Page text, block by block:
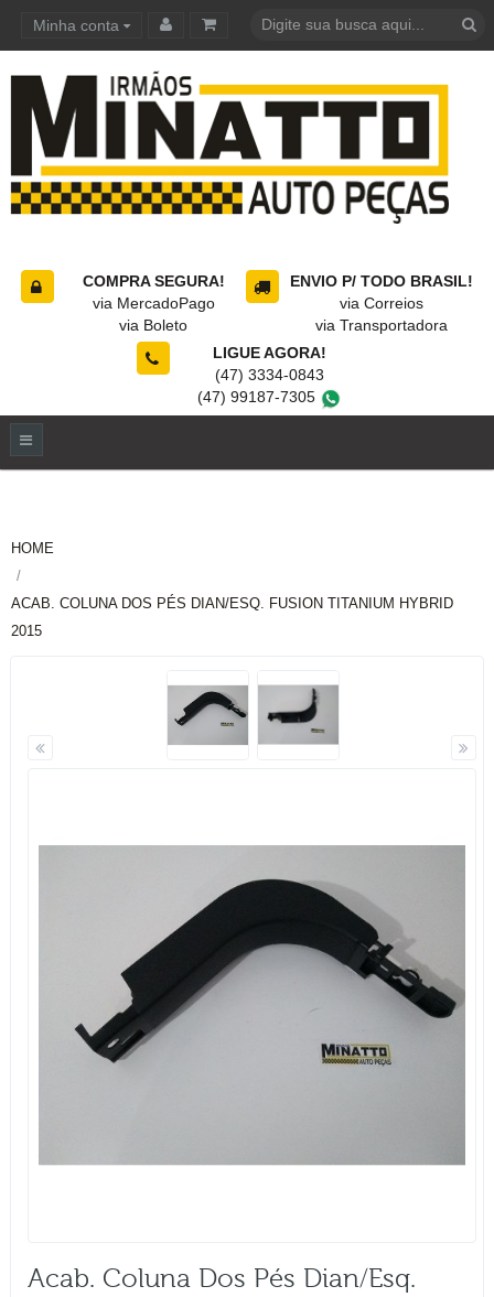
Minha conta
COMPRA SEGURA!
via MercadoPago
via Boleto
ENVIO P/ TODO BRASIL!
via Correios
via Transportadora
LIGUE AGORA!
(47) 3334-0843
(47) 99187-7305
HOME
ACAB. COLUNA DOS PÉS DIAN/ESQ. FUSION TITANIUM HYBRID
2015
Acab. Coluna Dos Pés Dian/esq.